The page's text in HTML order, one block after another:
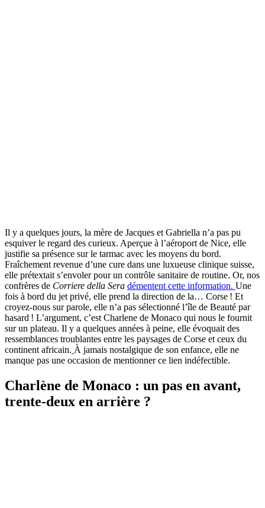
Il y a quelques jours, la mère de Jacques et Gabriella n’a pas pu
esquiver le regard des curieux. Aperçue à l’aéroport de Nice, elle
justifie sa présence sur le tarmac avec les moyens du bord.
Fraîchement revenue d’une cure dans une luxueuse clinique suisse,
elle prétextait s’envoler pour un contrôle sanitaire de routine. Or, nos
confrères de Corriere della Sera démentent cette information. Une
fois à bord du jet privé, elle prend la direction de la… Corse ! Et
croyez-nous sur parole, elle n’a pas sélectionné l’île de Beauté par
hasard ! L’argument, c’est Charlene de Monaco qui nous le fournit
sur un plateau. Il y a quelques années à peine, elle évoquait des
ressemblances troublantes entre les paysages de Corse et ceux du
continent africain. À jamais nostalgique de son enfance, elle ne
manque pas une occasion de mentionner ce lien indéfectible.
Charlène de Monaco : un pas en avant,
trente-deux en arrière ?